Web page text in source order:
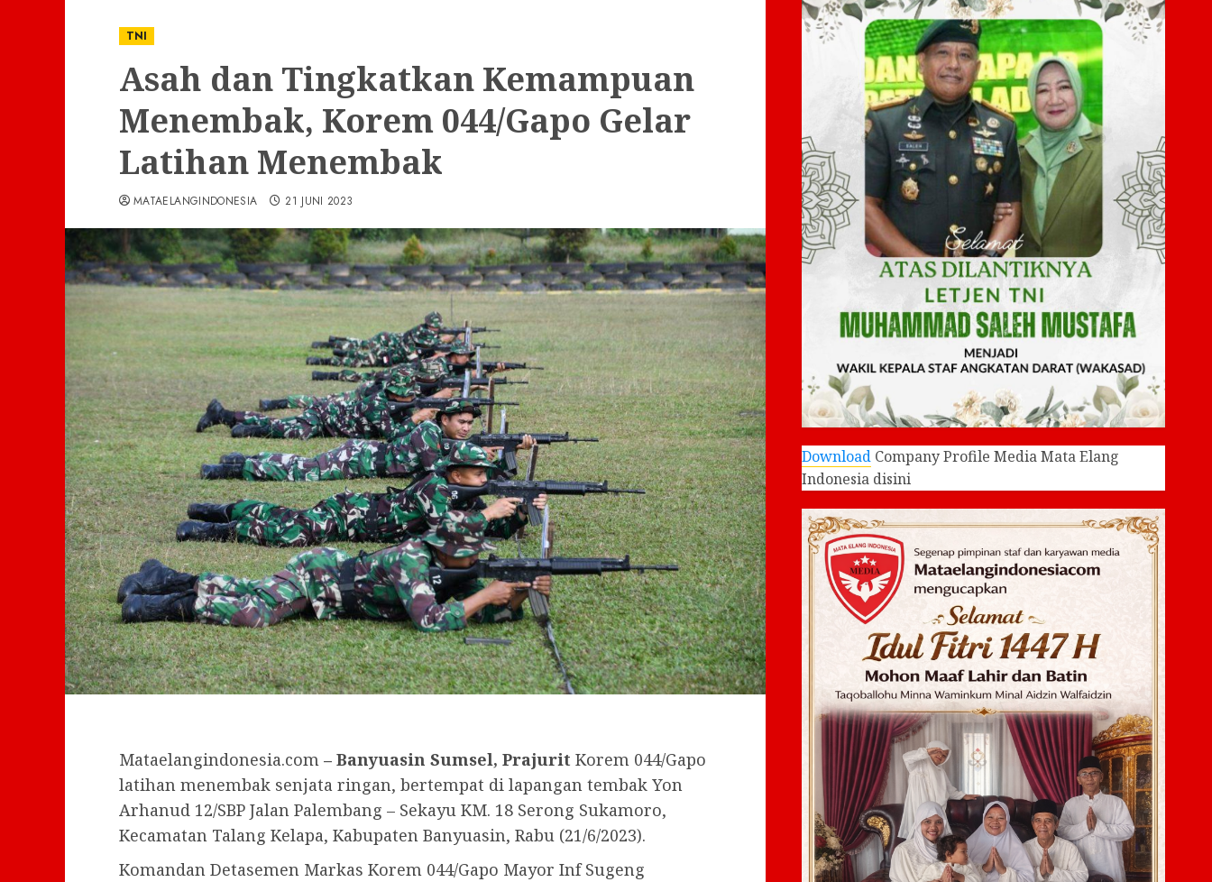
TNI
Asah dan Tingkatkan Kemampuan
Menembak, Korem 044/Gapo Gelar
Latihan Menembak
MATAELANGINDONESIA 21 JUNI 2023
Mataelangindonesia.com – Banyuasin Sumsel, Prajurit Korem 044/Gapo
latihan menembak senjata ringan, bertempat di lapangan tembak Yon
Arhanud 12/SBP Jalan Palembang – Sekayu KM. 18 Serong Sukamoro,
Kecamatan Talang Kelapa, Kabupaten Banyuasin, Rabu (21/6/2023).
Komandan Detasemen Markas Korem 044/Gapo Mayor Inf Sugeng
DownloadCompany Profile Media Mata Elang
Indonesia disini